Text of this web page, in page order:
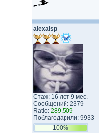
alexalsp
Стаж: 16 лет 9 мес.
Сообщений: 2379
Ratio: 289.509
Поблагодарили: 9933
100%